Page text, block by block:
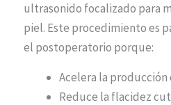
ultrasonido focalizado para
piel. Este procedimiento es
el postoperatorio porque:
Acelera la producción
Reduce la flacidez